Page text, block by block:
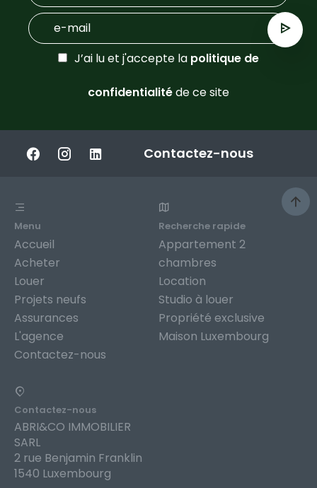
J’ai lu et j'accepte la politique de
confidentialitéde ce site
Contactez-nous
Menu
Accueil
Acheter
Louer
Projets neufs
Assurances
L'agence
Contactez-nous
Recherche rapide
Appartement 2
chambres
Location
Studio à louer
Propriété exclusive
Maison Luxembourg
Contactez-nous
ABRI&CO IMMOBILIER
SARL
2 rue Benjamin Franklin
1540 Luxembourg